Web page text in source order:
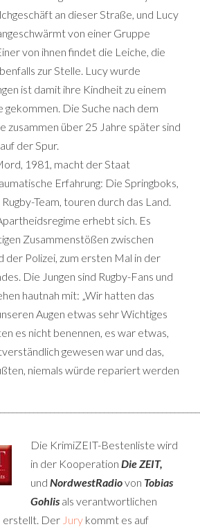
an dieser Straße, und Lucy
von einer Gruppe
von ihnen findet die Leiche, die
zur Stelle. Lucy wurde
ist damit ihre Kindheit zu einem
gekommen. Die Suche nach dem
zusammen über 25 Jahre später sind
der Spur.
1981, macht der Staat
Erfahrung: Die Springboks,
Team, touren durch das Land.
erhebt sich. Es
Zusammenstößen zwischen
der Polizei, zum ersten Mal in der
Die Jungen sind Rugby-Fans und
hautnah mit: „Wir hatten das
Augen etwas sehr Wichtiges
es nicht benennen, es war etwas,
gewesen war und das,
niemals würde repariert werden
Die KrimiZEIT-Bestenliste wird
in der Kooperation Die ZEIT,
und NordwestRadiovon Tobias
Gohlis als verantwortlichen
erstellt. Der Jury kommt es auf